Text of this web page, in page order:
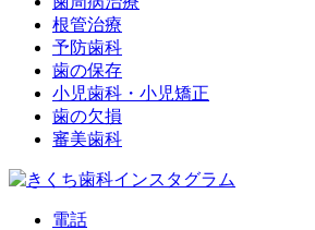
根管治療
予防歯科
歯の保存
小児歯科・小児矯正
歯の欠損
審美歯科
電話